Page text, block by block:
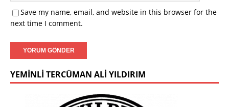
Save my name, email, and website in this browser for the
next time I comment.
YEMINLI TERCÜMAN ALI YILDIRIM